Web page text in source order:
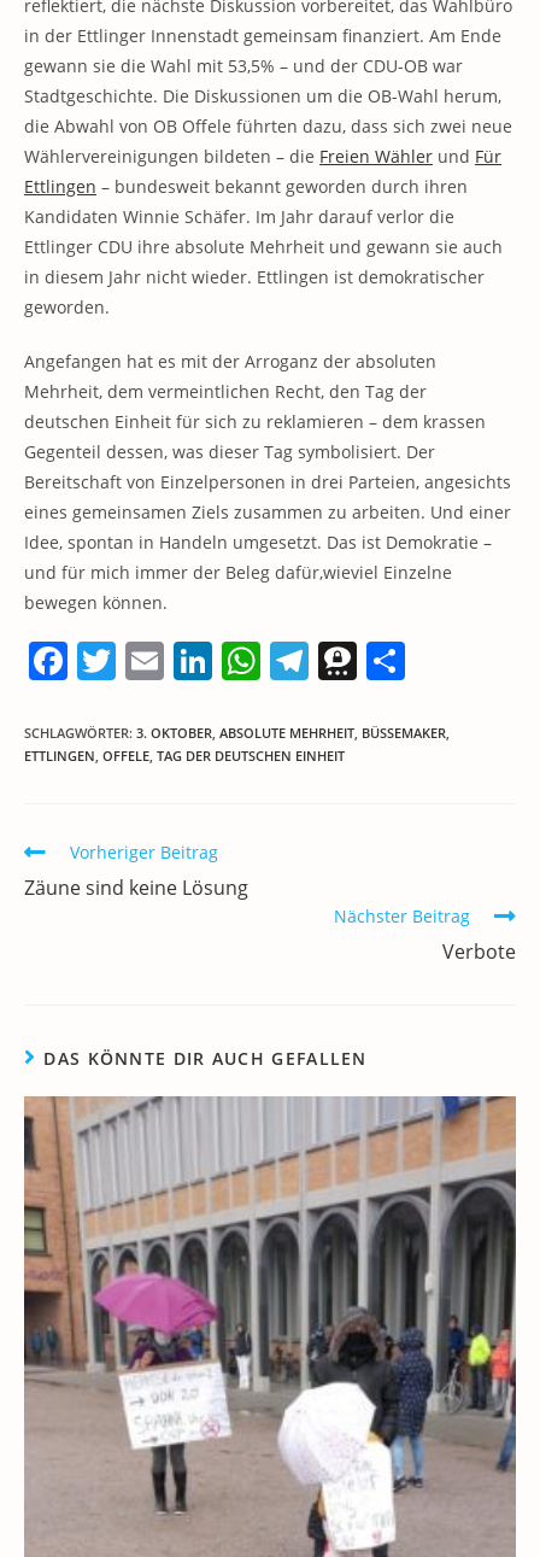
reflektiert, die nächste Diskussion vorbereitet, das Wahlbüro
in der Ettlinger Innenstadt gemeinsam finanziert. Am Ende
gewann sie die Wahl mit 53,5% – und der CDU-OB war
Stadtgeschichte. Die Diskussionen um die OB-Wahl herum,
die Abwahl von OB Offele führten dazu, dass sich zwei neue
Wählervereinigungen bildeten – die Freien Wähler und Für
Ettlingen – bundesweit bekannt geworden durch ihren
Kandidaten Winnie Schäfer. Im Jahr darauf verlor die
Ettlinger CDU ihre absolute Mehrheit und gewann sie auch
in diesem Jahr nicht wieder. Ettlingen ist demokratischer
geworden.
Angefangen hat es mit der Arroganz der absoluten
Mehrheit, dem vermeintlichen Recht, den Tag der
deutschen Einheit für sich zu reklamieren – dem krassen
Gegenteil dessen, was dieser Tag symbolisiert. Der
Bereitschaft von Einzelpersonen in drei Parteien, angesichts
eines gemeinsamen Ziels zusammen zu arbeiten. Und einer
Idee, spontan in Handeln umgesetzt. Das ist Demokratie –
und für mich immer der Beleg dafür,wieviel Einzelne
bewegen können.
F
c
e
o
o
T
itt
er
E
ai
l
Li
k
e
n
W
at
s
T
e
gr
T
re le
SCHLAGWÖRTER: 3. OKTOBER, ABSOLUTE MEHRHEIT, BÜSSEMAKER,
ETTLINGEN, OFFELE, TAG DER DEUTSCHEN EINHEIT
Weitere
ansehen
Vorheriger Beitrag
Zäune sind keine Lösung
Nächster Beitrag
Verbote
DAS KÖNNTE DIR AUCH GEFALLEN